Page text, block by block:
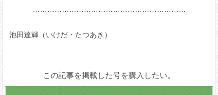
………………………………………………………
池田達輝（いけだ・たつあき）
この記事を掲載した号を購入したい。